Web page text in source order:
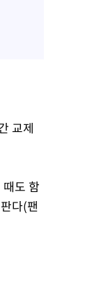
교제
도 함
다(팬